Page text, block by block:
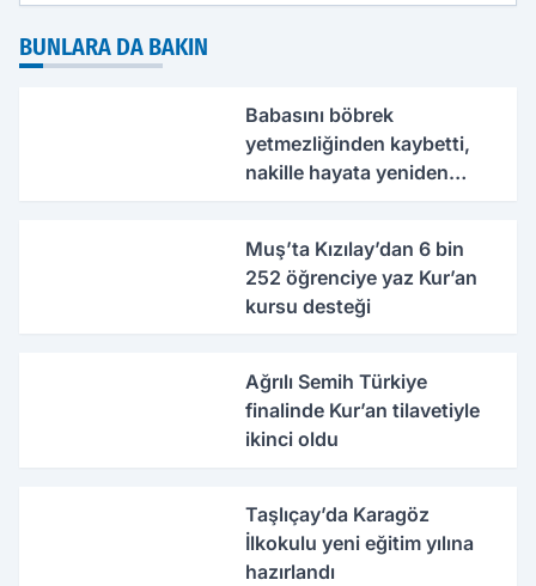
BUNLARA DA BAKIN
Babasını böbrek
yetmezliğinden kaybetti,
nakille hayata yeniden
Muş’ta Kızılay’dan 6 bin
252 öğrenciye yaz Kur’an
kursu desteği
Ağrılı Semih Türkiye
finalinde Kur’an tilavetiyle
ikinci oldu
Taşlıçay’da Karagöz
İlkokulu yeni eğitim yılına
hazırlandı